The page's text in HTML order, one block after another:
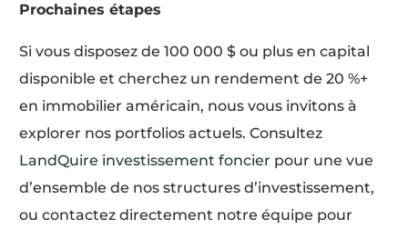
Prochaines étapes
Si vous disposez de 100 000 $ ou plus en capital
disponible et cherchez un rendement de 20 %+
en immobilier américain, nous vous invitons à
explorer nos portfolios actuels. Consultez
LandQuire investissement foncier pour une vue
d’ensemble de nos structures d’investissement,
ou contactez directement notre équipe pour